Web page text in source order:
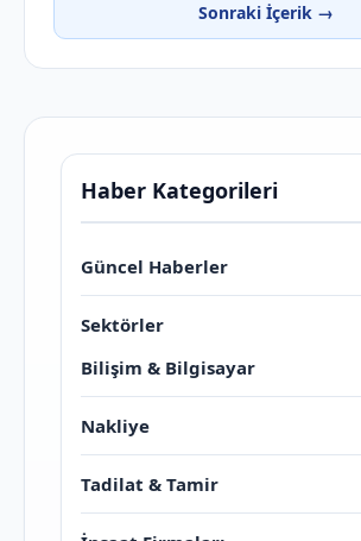
Sonraki İçerik →
Haber Kategorileri
Güncel Haberler
Sektörler
Bilişim & Bilgisayar
Nakliye
Tadilat & Tamir